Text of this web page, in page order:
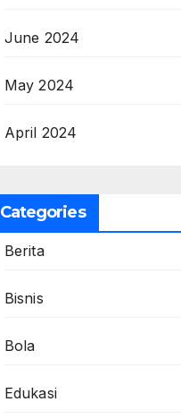
June 2024
May 2024
April 2024
Categories
Berita
Bisnis
Bola
Edukasi